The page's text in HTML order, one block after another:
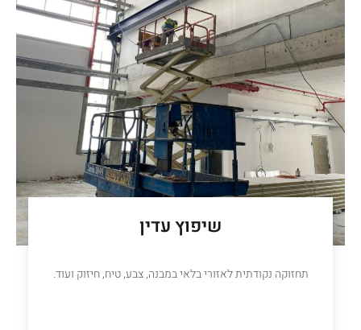
שיפוץ עדין
תחזוקה נקודתית לאזורי בלאי במבנה, צבע, טיח, חיזוק ועוד.